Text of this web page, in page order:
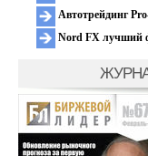
Автотрейдинг
Nord FX лучший